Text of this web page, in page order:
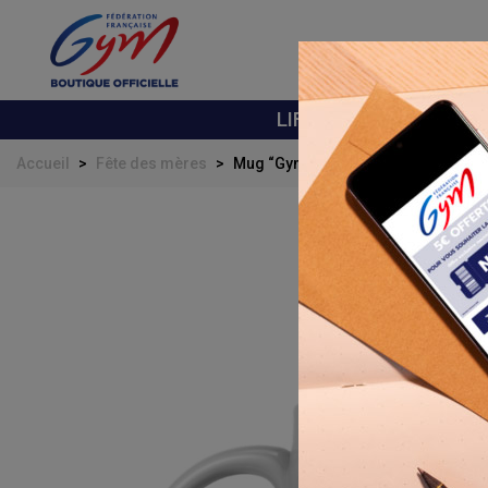
LIFESTYLE
Accueil > Fête des mères > Mug “Gym Mom” – Édition limitée